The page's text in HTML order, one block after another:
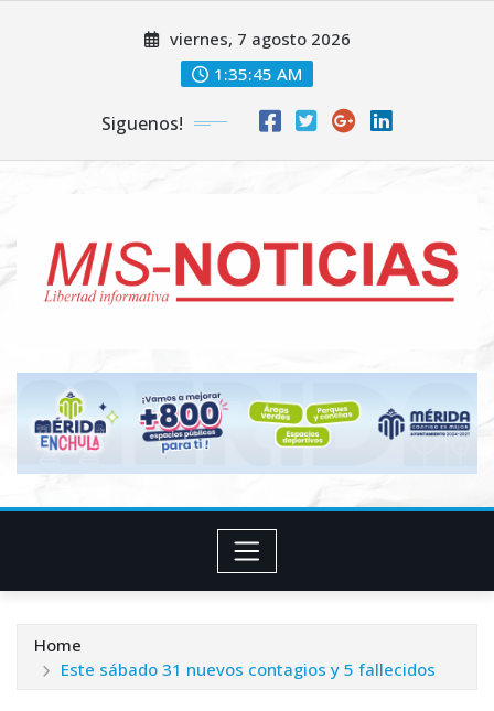
viernes, 7 agosto 2026
1:35:46 AM
Siguenos!
Home
Este sábado 31 nuevos contagios y 5 fallecidos